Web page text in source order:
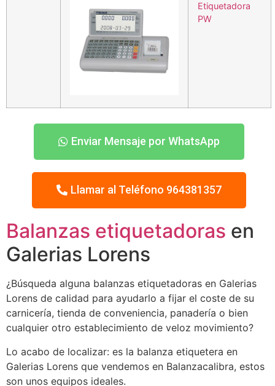
Etiquetadora
PW
Enviar Mensaje por WhatsApp
Llamar al Teléfono 964381357
Balanzas etiquetadoras en
Galerias Lorens
¿Búsqueda alguna balanzas etiquetadoras en Galerias
Lorens de calidad para ayudarlo a fijar el coste de su
carnicería, tienda de conveniencia, panadería o bien
cualquier otro establecimiento de veloz movimiento?
Lo acabo de localizar: es la balanza etiquetera en
Galerias Lorens que vendemos en Balanzacalibra, estos
son unos equipos ideales.